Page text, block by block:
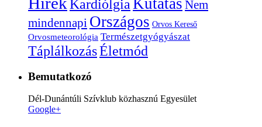
Kardiólgia Kutatás Nem
mindennapi Országos Orvos Kereső
Orvosmeteorológia Természetgyógyászat
TáplálkozásÉletmód
Bemutatkozó
Dél-Dunántúli Szívklub közhasznú Egyesület
Google+